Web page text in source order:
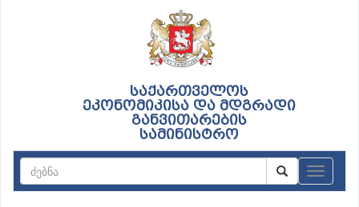
საქართველოს
ეკონომიკისა და მდგრადი
განვითარების
სამინისტრო